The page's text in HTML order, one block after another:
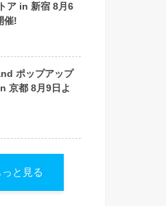
ア in 新宿 8月6
催!
ポップアップ
京都 8月9日よ
と見る